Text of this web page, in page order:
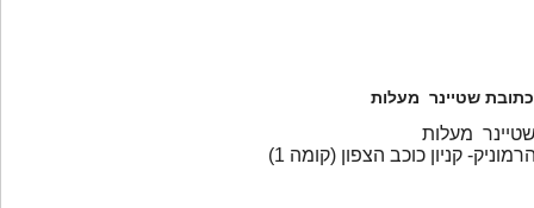
כתובת שטיינר מעלות
מעלות
קניון כוכב הצפון (קומה 1)